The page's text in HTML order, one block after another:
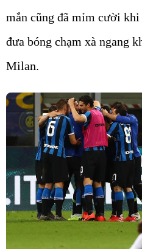
mắn cũng đã mỉm cười khi
đưa bóng chạm xà ngang
Milan.